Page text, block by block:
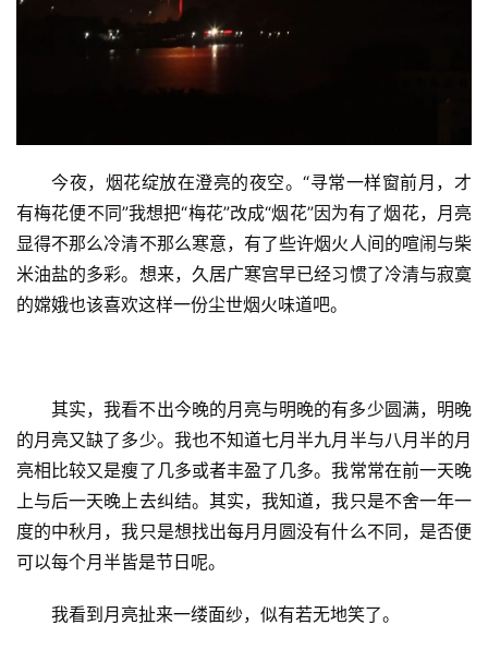
文
化
生
今夜，烟花绽放在澄亮的夜空。“寻常一样窗前月，才
有梅花便不同”我想把“梅花”改成“烟花”因为有了烟花，月亮
显得不那么冷清不那么寒意，有了些许烟火人间的喧闹与柴
米油盐的多彩。想来，久居广寒宫早已经习惯了冷清与寂寞
的嫦娥也该喜欢这样一份尘世烟火味道吧。
其实，我看不出今晚的月亮与明晚的有多少圆满，明晚
的月亮又缺了多少。我也不知道七月半九月半与八月半的月
亮相比较又是瘦了几多或者丰盈了几多。我常常在前一天晚
上与后一天晚上去纠结。其实，我知道，我只是不舍一年一
度的中秋月，我只是想找出每月月圆没有什么不同，是否便
可以每个月半皆是节日呢。
我看到月亮扯来一缕面纱，似有若无地笑了。